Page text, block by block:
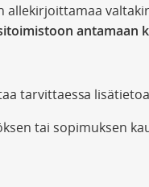
allekirjoittamaa
antamaan
tarvittaessa
tai sopimuksen